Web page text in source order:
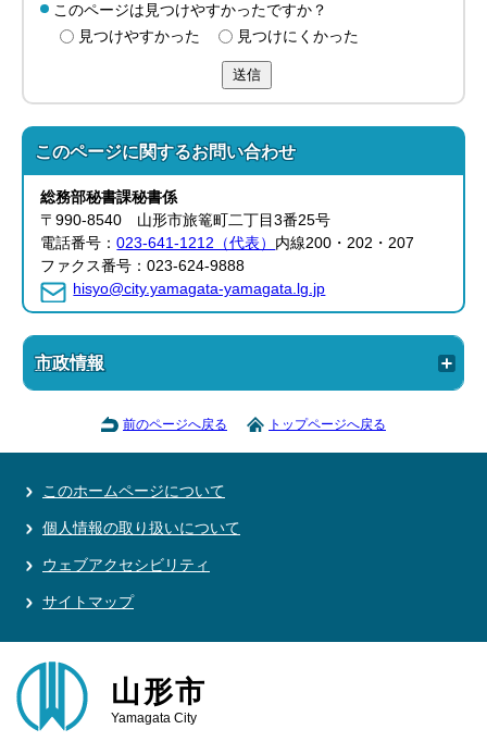
このページは見つけやすかったですか？
見つけやすかった
見つけにくかった
送信
このページに関するお問い合わせ
総務部秘書課秘書係
〒990-8540 山形市旅篭町二丁目3番25号
電話番号：023-641-1212（代表） 内線200・202・207
ファクス番号：023-624-9888
hisyo@city.yamagata-yamagata.lg.jp
市政情報
前のページへ戻る トップページへ戻る
このホームページについて
個人情報の取り扱いについて
ウェブアクセシビリティ
サイトマップ
山形市
Yamagata City